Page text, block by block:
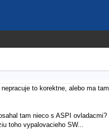
to korektne, alebo ma
tam nieco s ASPI ovladacmi?
toho vypalovacieho SW...